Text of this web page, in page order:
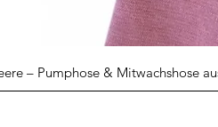
– Pumphose & Mitwachshose